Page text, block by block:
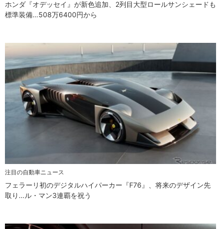
ホンダ『オデッセイ』が新色追加、2列目大型ロールサンシェードも
標準装備…508万6400円から
注目の自動車ニュース
フェラーリ初のデジタルハイパーカー『F76』、将来のデザイン先
取り…ル・マン3連覇を祝う